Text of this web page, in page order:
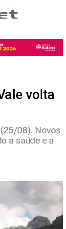
volta
08). Novos
a saúde e a